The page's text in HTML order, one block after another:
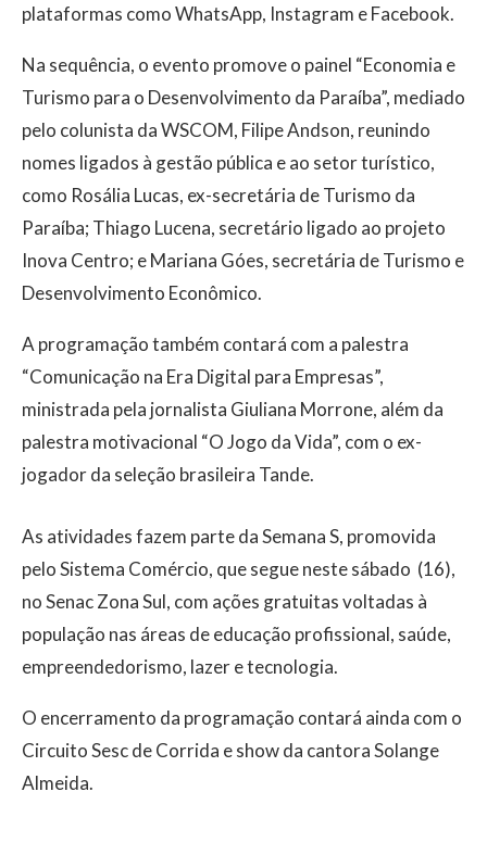
plataformas como WhatsApp, Instagram e Facebook.
Na sequência, o evento promove o painel “Economia e
Turismo para o Desenvolvimento da Paraíba”, mediado
pelo colunista da WSCOM, Filipe Andson, reunindo
nomes ligados à gestão pública e ao setor turístico,
como Rosália Lucas, ex-secretária de Turismo da
Paraíba; Thiago Lucena, secretário ligado ao projeto
Inova Centro; e Mariana Góes, secretária de Turismo e
Desenvolvimento Econômico.
A programação também contará com a palestra
“Comunicação na Era Digital para Empresas”,
ministrada pela jornalista Giuliana Morrone, além da
palestra motivacional “O Jogo da Vida”, com o ex-
jogador da seleção brasileira Tande.
As atividades fazem parte da Semana S, promovida
pelo Sistema Comércio, que segue neste sábado (16),
no Senac Zona Sul, com ações gratuitas voltadas à
população nas áreas de educação profissional, saúde,
empreendedorismo, lazer e tecnologia.
O encerramento da programação contará ainda com o
Circuito Sesc de Corrida e show da cantora Solange
Almeida.